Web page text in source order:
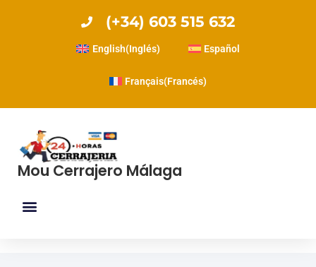
(+34) 603 515 632
English(Inglés) Español
Français(Francés)
Mou Cerrajero Málaga